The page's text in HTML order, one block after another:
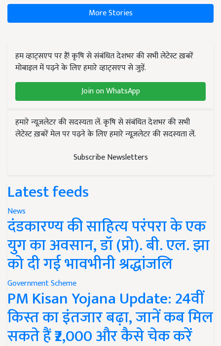
More Stories
हम व्हाट्सएप पर हैं! कृषि से संबंधित देशभर की सभी लेटेस्ट ख़बरें
मोबाइल में पढ़ने के लिए हमारे व्हाट्सएप से जुड़ें.
Join on WhatsApp
हमारे न्यूज़लेटर की सदस्यता लें. कृषि से संबंधित देशभर की सभी
लेटेस्ट ख़बरें मेल पर पढ़ने के लिए हमारे न्यूज़लेटर की सदस्यता लें.
Subscribe Newsletters
Latest feeds
News
दंडकारण्य की साहित्य परंपरा के एक
युग का अवसान, डॉ (प्रो). बी. एल. झा
को दी गई भावभीनी श्रद्धांजलि
Government Scheme
PM Kisan Yojana Update: 24वीं
किस्त का इंतजार बढ़ा, जानें कब मिल
सकते हैं ₹2,000 और कैसे चेक करें